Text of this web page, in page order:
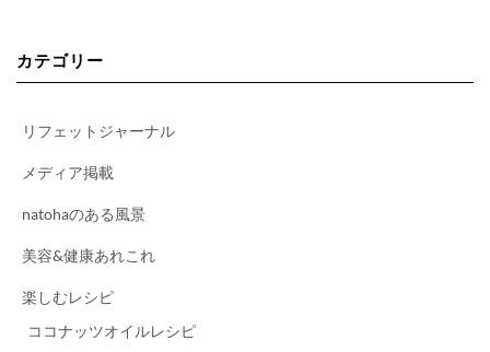
カテゴリー
リフェットジャーナル
メディア掲載
natohaのある風景
美容&健康あれこれ
楽しむレシピ
ココナッツオイルレシピ